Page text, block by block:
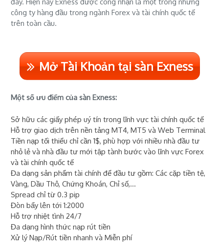
công ty hàng đầu trong ngành Forex và tài chính quốc tế
trên toàn cầu.
Mở Tài Khoản tại sàn Exness
Một số ưu điểm của sàn Exness:
Sở hữu các giấy phép uý tín trong lĩnh vực tài chính quốc tế
Hỗ trợ giao dịch trên nền tảng MT4, MT5 và Web Terminal
Tiền nạp tối thiểu chỉ cần 1$, phù hợp với nhiều nhà đầu tư
nhỏ lẻ và nhà đầu tư mới tập tành bước vào lĩnh vực Forex
và tài chính quốc tế
Đa dạng sản phẩm tài chính để đầu tư gồm: Các cặp tiền tệ,
Vàng, Dầu Thô, Chứng Khoán, Chỉ số,...
Spread chỉ từ 0.3 pip
Đòn bẩy lên tới 1:2000
Hỗ trợ nhiệt tình 24/7
Đa dạng hình thức nạp rút tiền
Xử lý Nạp/Rút tiền nhanh và Miễn phí